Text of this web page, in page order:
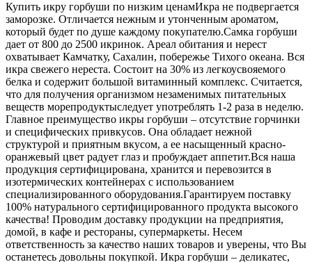
Купить икру горбуши по низким ценамИкра не подвергается
заморозке. Отличается нежным и утонченным ароматом,
который будет по душе каждому покупателю.Самка горбуши
дает от 800 до 2500 икринок. Ареал обитания и нерест
охватывает Камчатку, Сахалин, побережье Тихого океана. Вся
икра свежего нереста. Состоит на 30% из легкоусвояемого
белка и содержит большой витаминный комплекс. Считается,
что для получения организмом незаменимых питательных
веществ морепродуктыследует употреблять 1-2 раза в неделю.
Главное преимущество икры горбуши – отсутствие горчинки
и специфических привкусов. Она обладает нежной
структурой и приятным вкусом, а ее насыщенный красно-
оранжевый цвет радует глаз и пробуждает аппетит.Вся наша
продукция сертифицирована, хранится и перевозится в
изотермических контейнерах с использованием
специализированного оборудования.Гарантируем поставку
100% натурального сертифицированного продукта высокого
качества! Проводим доставку продукции на предприятия,
домой, в кафе и рестораны, супермаркеты. Несем
ответственность за качество наших товаров и уверены, что Вы
останетесь довольны покупкой. Икра горбуши – деликатес,